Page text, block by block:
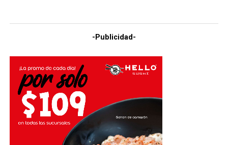
-Publicidad-